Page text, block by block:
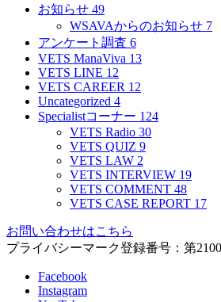
お知らせ 49
WSAVAからのお知らせ 7
アンケート調査 6
VETS ManaViva 13
VETS LINE 12
VETS CAREER 12
Uncategorized 4
Specialistコーナー 124
VETS Radio 30
VETS QUIZ 9
VETS LAW 2
VETS INTERVIEW 19
VETS COMMENT 48
VETS CASE REPORT 17
お問い合わせはこちら
プライバシーマーク登録番号：第
Facebook
Instagram